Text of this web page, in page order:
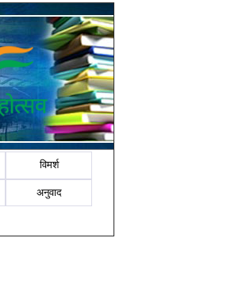
विमर्श
अनुवाद